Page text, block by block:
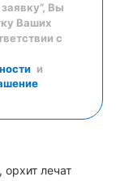
Вы
Ваших
с
и
лечат